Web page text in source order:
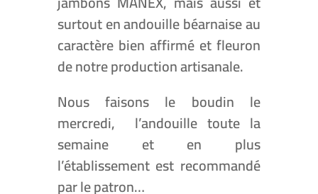
surtout en andouille béarnaise au
caractère bien affirmé et fleuron
de notre production artisanale.
Nous faisons le boudin le
mercredi, l’andouille toute la
semaine et en plus
l’établissement est recommandé
par le patron…